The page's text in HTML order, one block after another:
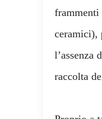
frammenti
ceramici),
l’assenza
raccolta